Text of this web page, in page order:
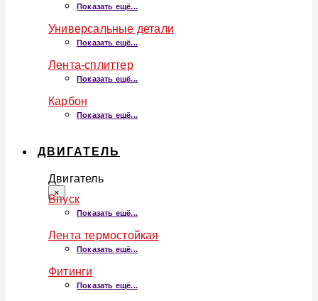
Показать ещё...
Универсальные детали
Показать ещё...
Лента-сплиттер
Показать ещё...
Карбон
Показать ещё...
ДВИГАТЕЛЬ
Двигатель
×
Впуск
Показать ещё...
Лента термостойкая
Показать ещё...
Фитинги
Показать ещё...